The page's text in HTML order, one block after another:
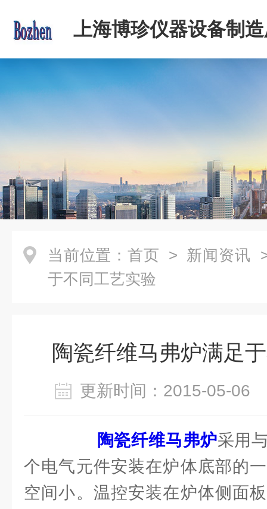
上海博珍仪器设备制
当前位置： 首页 > 新闻资讯
于不同工艺实验
陶瓷纤维马弗炉满足
更新时间：2015-05-
陶瓷纤维马弗炉采用
个电气元件安装在炉体底部的
空间小。温控安装在炉体侧面